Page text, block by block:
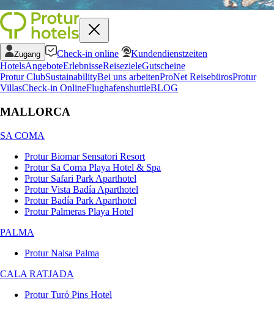
Zugang Check-in online
Kundendienstzeiten
HotelsAngeboteErlebnisseReisezieleGutscheine
Protur ClubSustainabilityBei uns arbeitenProNet ReisebürosProtur
VillasCheck-in OnlineFlughafenshuttleBLOG
MALLORCA
SA COMA
Protur Biomar Sensatori Resort
Protur Sa Coma Playa Hotel & Spa
Protur Safari Park Aparthotel
Protur Vista Badía Aparthotel
Protur Badía Park Aparthotel
Protur Palmeras Playa Hotel
PALMA
Protur Naisa Palma
CALA RATJADA
Protur Turó Pins Hotel